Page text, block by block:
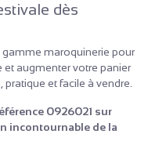
dès
maroquinerie pour
augmenter votre panier
et facile à vendre.
0926021 sur
incontournable de la